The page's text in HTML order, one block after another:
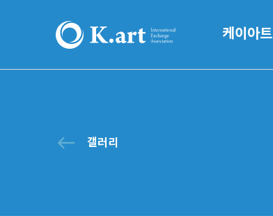
케이아트
west 갤러리